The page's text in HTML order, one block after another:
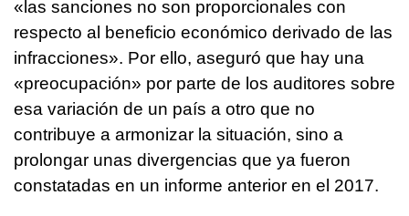
«las sanciones no son proporcionales con
respecto al beneficio económico derivado de las
infracciones». Por ello, aseguró que hay una
«preocupación» por parte de los auditores sobre
esa variación de un país a otro que no
contribuye a armonizar la situación, sino a
prolongar unas divergencias que ya fueron
constatadas en un informe anterior en el 2017.